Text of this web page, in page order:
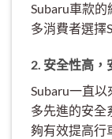
Subaru車款
多消費者選擇
2. 安全性高，
Subaru一直
多先進的安全
夠有效提高行